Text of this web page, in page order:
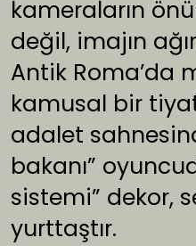
kameraların
değil, imajın
Antik Roma’da
kamusal bir
adalet
bakanı”
sistemi” dekor,
yurttaştır.